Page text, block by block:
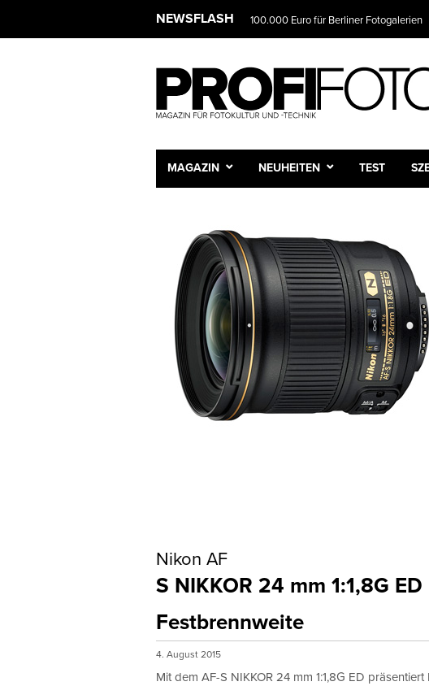
NEWSFLASH 100.000 Euro für Berliner Fotogalerien
MAGAZIN NEUHEITEN TEST
Nikon AF
S NIKKOR 24 mm 1:1,8G
Festbrennweite
4. August 2015
Mit dem AF-S NIKKOR 24 mm 1:1,8G ED